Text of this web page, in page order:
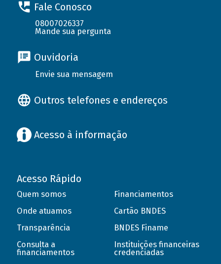
Fale Conosco
08007026337
Mande sua pergunta
Ouvidoria
Envie sua mensagem
Outros telefones e endereços
Acesso à informação
Acesso Rápido
Quem somos
Onde atuamos
Transparência
Consulta a
financiamentos
Financiamentos
Cartão BNDES
BNDES Finame
Instituições financeiras
credenciadas